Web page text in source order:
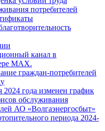
потребителей
канал в
MAX.
граждан-потребителей
2024 года изменен график
обслуживания
АО «Волгаэнергосбыт»
периода 2024-